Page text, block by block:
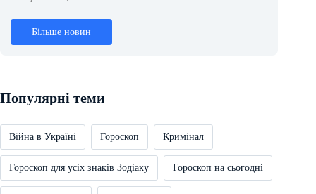
Більше новин
Популярні теми
Війна в Україні Гороскоп Кримінал
Гороскоп для усіх знаків Зодіаку Гороскоп на сьогодні